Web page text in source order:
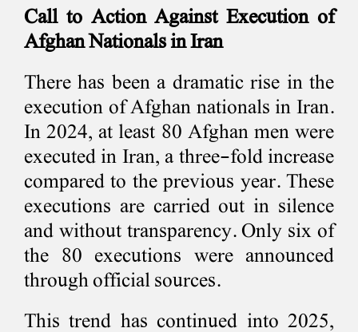
Call to Action Against Execution of
Afghan Nationals in Iran
There has been a dramatic rise in the
execution of Afghan nationals in Iran.
In 2024, at least 80 Afghan men were
executed in Iran, a three-fold increase
compared to the previous year. These
executions are carried out in silence
and without transparency. Only six of
the 80 executions were announced
through official sources.
This trend has continued into 2025,